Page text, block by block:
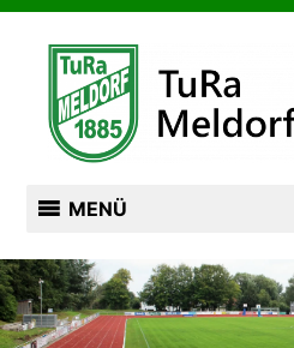
Zum
Inhalt
springen
MENÜ